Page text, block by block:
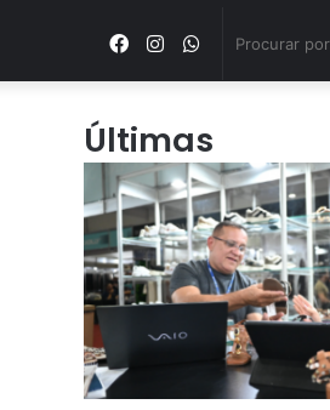
WhatsApp
Instagram
Facebook
Últimas